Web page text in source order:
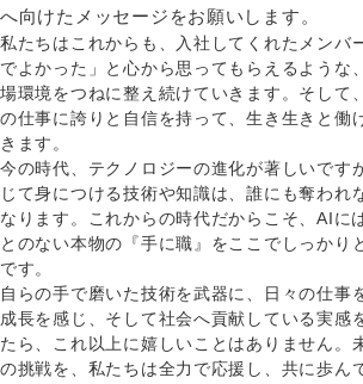
へ向けたメッセージをお願いします。
私たちはこれからも、入社してくれたメンバ
でよかった」と心から思ってもらえるような
場環境をつねに整え続けていきます。そして
の仕事に誇りと自信を持って、生き生きと働
きます。
今の時代、テクノロジーの進化が著しいです
じて身につける技術や知識は、誰にも奪われ
なります。これからの時代だからこそ、AIに
とのない本物の『手に職』をここでしっかり
です。
自らの手で磨いた技術を武器に、日々の仕事
成長を感じ、そして社会へ貢献している実感
たら、これ以上に嬉しいことはありません。
の挑戦を、私たちは全力で応援し、共に歩ん